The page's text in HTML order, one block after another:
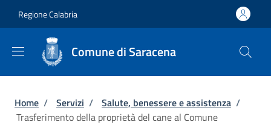
Regione Calabria
Comune di Saracena
Briciole di pane
Home / Servizi / Salute, benessere e assistenza /
Trasferimento della proprietà del cane al Comune